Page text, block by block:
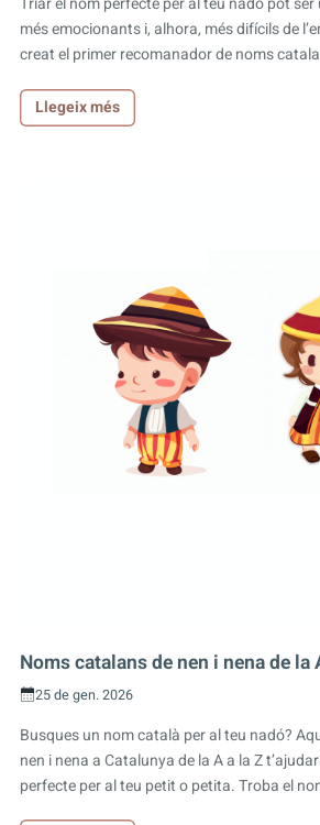
més emocionants i, alhora, més difícils de
creat el primer recomanador de noms
Llegeix més
Noms catalans de nen i nena de la
25 de gen. 2026
Busques un nom català per al teu nadó?
nen i nena a Catalunya de la A a la Z
perfecte per al teu petit o petita. Troba el